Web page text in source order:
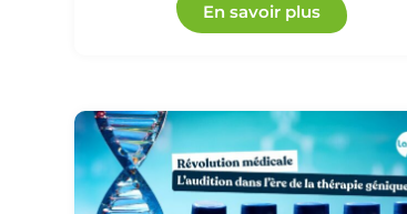
En savoir plus